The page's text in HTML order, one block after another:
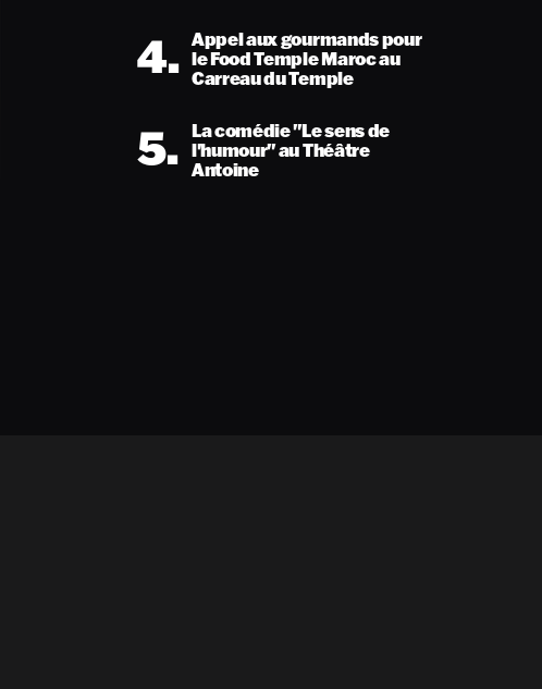
4. Appel aux gourmands pour
le Food Temple Maroc au
Carreau du Temple
5. La comédie "Le sens de
l'humour" au Théâtre
Antoine